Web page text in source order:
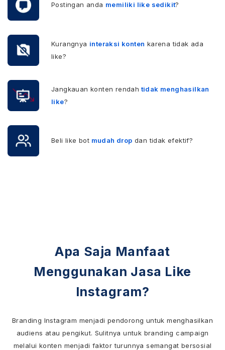
Postingan anda memiliki like sedikit?
Kurangnya interaksi konten karena tidak ada
like?
Jangkauan konten rendah tidak menghasilkan
like?
Beli like bot mudah drop dan tidak efektif?
Apa Saja Manfaat
Menggunakan Jasa Like
Instagram?
Branding Instagram menjadi pendorong untuk menghasilkan
audiens atau pengikut. Sulitnya untuk branding campaign
melalui konten menjadi faktor turunnya semangat bersosial